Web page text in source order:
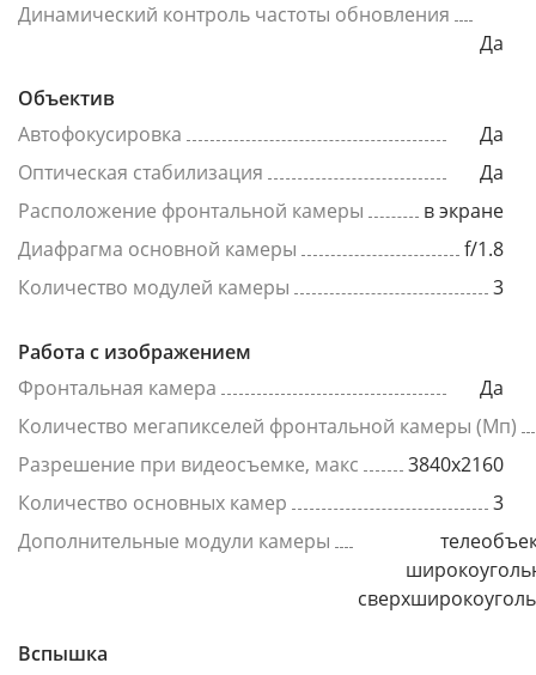
Динамический контроль частоты обновления
Да
Объектив
Автофокусировка
Да
Оптическая стабилизация
Да
Расположение фронтальной камеры
в экране
Диафрагма основной камеры
f/1.8
Количество модулей камеры
3
Работа с изображением
Фронтальная камера
Да
Количество мегапикселей фронтальной камеры (Мп)
Разрешение при видеосъемке, макс
3840x2160
Количество основных камер
3
Дополнительные модули камеры
Вспышка